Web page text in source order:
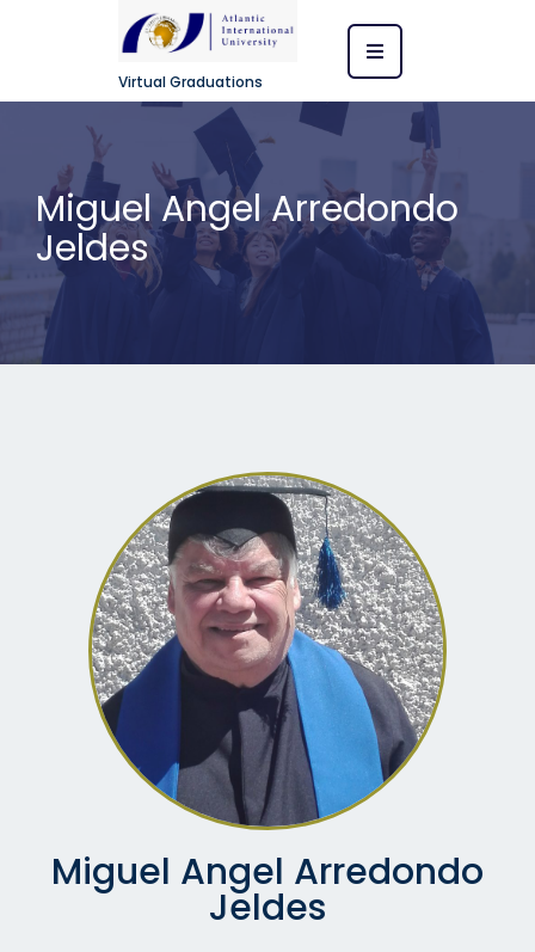
Virtual Graduations
Miguel Angel Arredondo
Jeldes
Miguel Angel Arredondo
Jeldes